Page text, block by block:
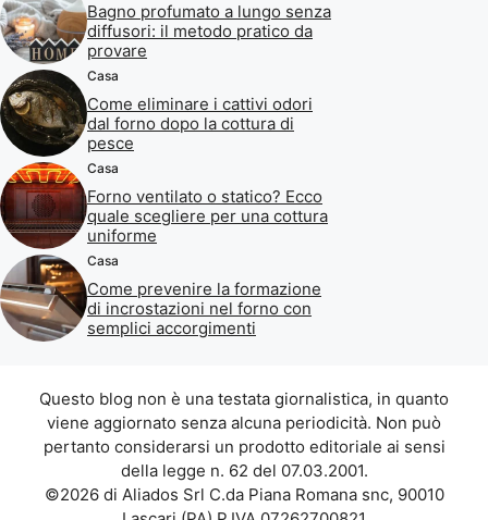
Bagno profumato a lungo senza
diffusori: il metodo pratico da
provare
Casa
Come eliminare i cattivi odori
dal forno dopo la cottura di
pesce
Casa
Forno ventilato o statico? Ecco
quale scegliere per una cottura
uniforme
Casa
Come prevenire la formazione
di incrostazioni nel forno con
semplici accorgimenti
Questo blog non è una testata giornalistica, in quanto
viene aggiornato senza alcuna periodicità. Non può
pertanto considerarsi un prodotto editoriale ai sensi
della legge n. 62 del 07.03.2001.
©2026 di Aliados Srl C.da Piana Romana snc, 90010